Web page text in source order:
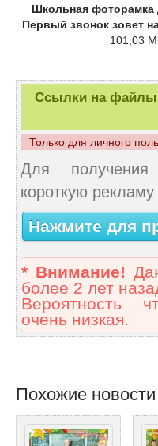
Школьная фоторамка
Первый звонок зовет
101,03
Ссылки на файлы
Только для личного
Для получения
короткую рекламу
Нажмите для
* Внимание!
более 2 лет
Вероятность
очень низкая.
Похожие новости